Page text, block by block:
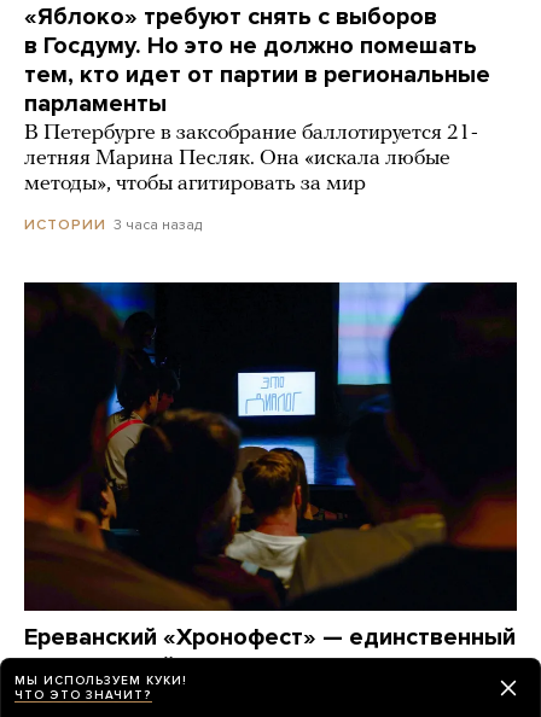
«Яблоко» требуют снять с выборов
в Госдуму. Но это не должно помешать
тем, кто идет от партии в региональные
парламенты
В Петербурге в заксобрание баллотируется 21-
летняя Марина Песляк. Она «искала любые
методы», чтобы агитировать за мир
ИСТОРИИ 3 часа назад
Ереванский «Хронофест» — единственный
театральный фестиваль, в афише
которого есть и спектакли из России,
МЫ ИСПОЛЬЗУЕМ КУКИ!
ЧТО ЭТО ЗНАЧИТ?